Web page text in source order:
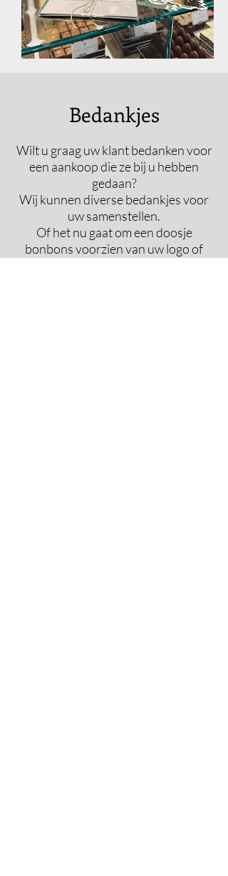
Bedankjes
Wilt u graag uw klant bedanken voor
een aankoop die ze bij u hebben
gedaan?
Wij kunnen diverse bedankjes voor
uw samenstellen.
Of het nu gaat om een doosje
bonbons voorzien van uw logo of